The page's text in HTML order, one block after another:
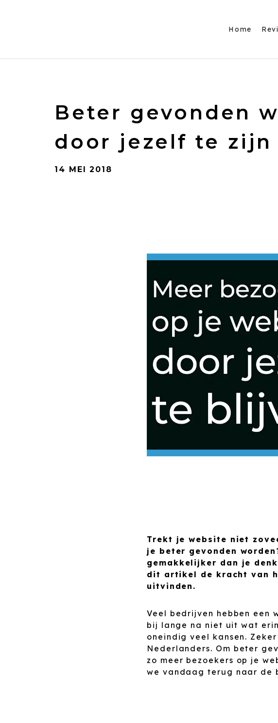
Home
Beter gevonden
door jezelf te zijn
14 MEI 2018
Trekt je website niet
je beter gevonden
gemakkelijker dan je
dit artikel de kracht van
uitvinden.
Veel bedrijven hebben een
bij lange na niet uit wat
oneindig veel kansen.
Nederlanders. Om beter
zo meer bezoekers op je
we vandaag terug naar de